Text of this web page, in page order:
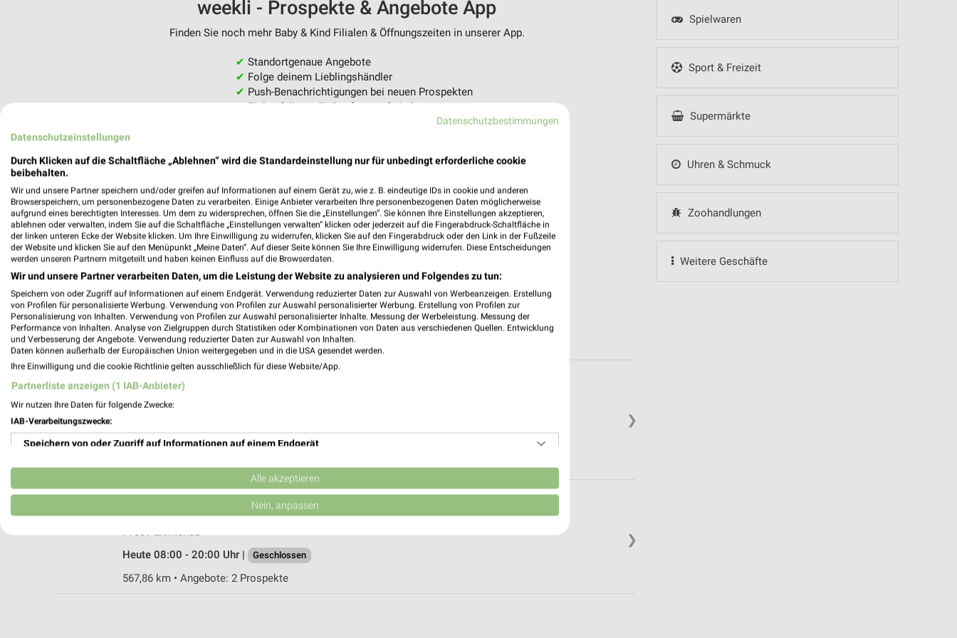
Spielwaren
Sport & Freizeit
Supermärkte
Uhren & Schmuck
Zoohandlungen
Weitere Geschäfte
weekli - Prospekte & Angebote App
Finden Sie noch mehr Baby & Kind Filialen & Öffnungszeiten in unserer App.
✔ Standortgenaue Angebote
✔ Folge deinem Lieblingshändler
✔ Push-Benachrichtigungen bei neuen Prospekten
✔Einkaufsliste - Einkauf stressfrei planen
❯
Rossmann Bühl
77815 Bühl
Heute 08:00 - 20:00 Uhr | Geschlossen
❯
Auf der Schanz 3
77839 Lichtenau
Heute 08:00 - 20:00 Uhr |
Geschlossen
567,86 km • Angebote: 2 Prospekte
Datenschutzbestimmungen
Datenschutzeinstellungen
Durch Klicken auf die Schaltfläche „Ablehnen“ wird die Standardeinstellung nur für unbedingt erforderliche cookie
beibehalten.
Wir und unsere Partner speichern und/oder greifen auf Informationen auf einem Gerät zu, wie z. B. eindeutige IDs in cookie und anderen
Browserspeichern, um personenbezogene Daten zu verarbeiten. Einige Anbieter verarbeiten Ihre personenbezogenen Daten möglicherweise
aufgrund eines berechtigten Interesses. Um dem zu widersprechen, öffnen Sie die „Einstellungen“. Sie können Ihre Einstellungen akzeptieren,
ablehnen oder verwalten, indem Sie auf die Schaltfläche „Einstellungen verwalten“ klicken oder jederzeit auf die Fingerabdruck-Schaltfläche in
der linken unteren Ecke der Website klicken. Um Ihre Einwilligung zu widerrufen, klicken Sie auf den Fingerabdruck oder den Link in der Fußzeile
der Website und klicken Sie auf den Menüpunkt „Meine Daten“. Auf dieser Seite können Sie Ihre Einwilligung widerrufen. Diese Entscheidungen
werden unseren Partnern mitgeteilt und haben keinen Einfluss auf die Browserdaten.
Wir und unsere Partner verarbeiten Daten, um die Leistung der Website zu analysieren und Folgendes zu tun:
Speichern von oder Zugriff auf Informationen auf einem Endgerät. Verwendung reduzierter Daten zur Auswahl von Werbeanzeigen. Erstellung
von Profilen für personalisierte Werbung. Verwendung von Profilen zur Auswahl personalisierter Werbung. Erstellung von Profilen zur
Personalisierung von Inhalten. Verwendung von Profilen zur Auswahl personalisierter Inhalte. Messung der Werbeleistung. Messung der
Performance von Inhalten. Analyse von Zielgruppen durch Statistiken oder Kombinationen von Daten aus verschiedenen Quellen. Entwicklung
und Verbesserung der Angebote. Verwendung reduzierter Daten zur Auswahl von Inhalten.
Daten können außerhalb der Europäischen Union weitergegeben und in die USA gesendet werden.
Ihre Einwilligung und die cookie Richtlinie gelten ausschließlich für diese Website/App.
Partnerliste anzeigen (1 IAB-Anbieter)
Wir nutzen Ihre Daten für folgende Zwecke:
IAB-Verarbeitungszwecke:
Speichern von oder Zugriff auf Informationen auf einem Endgerät
Verwendung reduzierter Daten zur Auswahl von Werbeanzeigen
Erstellung von Profilen für personalisierte Werbung
Erstellung von Profilen zur Personalisierung von Inhalten
Alle akzeptieren
Nein, anpassen